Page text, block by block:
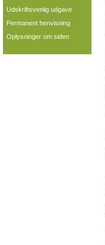
Udskriftsvenlig udgave
Permanent henvisning
Oplysninger om siden